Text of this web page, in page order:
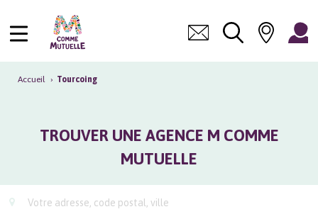
Accueil › Tourcoing
TROUVER UNE AGENCE M COMME
MUTUELLE